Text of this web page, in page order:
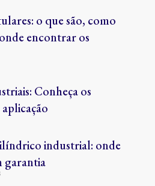
o que são, como
encontrar os
Conheça os
industrial: onde
garantia